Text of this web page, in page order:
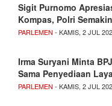
Sigit Purnomo
Kompas, Polri
PARLEMEN - KAMIS, 2 JUL
Irma Suryani Minta
Sama Penyediaan
PARLEMEN - KAMIS, 2 JUL